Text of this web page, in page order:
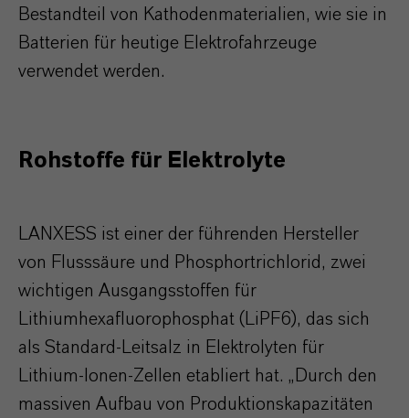
Bestandteil von Kathodenmaterialien, wie sie in
Batterien für heutige Elektrofahrzeuge
verwendet werden.
Rohstoffe für Elektrolyte
LANXESS ist einer der führenden Hersteller
von Flusssäure und Phosphortrichlorid, zwei
wichtigen Ausgangsstoffen für
Lithiumhexafluorophosphat (LiPF6), das sich
als Standard-Leitsalz in Elektrolyten für
Lithium-Ionen-Zellen etabliert hat. „Durch den
massiven Aufbau von Produktionskapazitäten